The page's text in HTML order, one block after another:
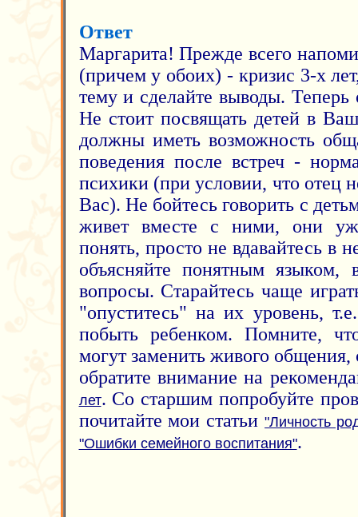
Ответ
Маргарита! Прежде всего
(причем у обоих) - кризис 3-х
тему и сделайте выводы.
Не стоит посвящать детей в
должны иметь возможность
поведения после встреч -
психики (при условии, что отец
Вас). Не бойтесь говорить с
живет вместе с ними, они
понять, просто не вдавайтесь в
объясняйте понятным языком,
вопросы. Старайтесь чаще
"опуститесь" на их уровень,
побыть ребенком. Помните,
могут заменить живого
обратите внимание на
лет. Со старшим попробуйте
почитайте мои статьи"Личность
"Ошибки семейного воспитания".